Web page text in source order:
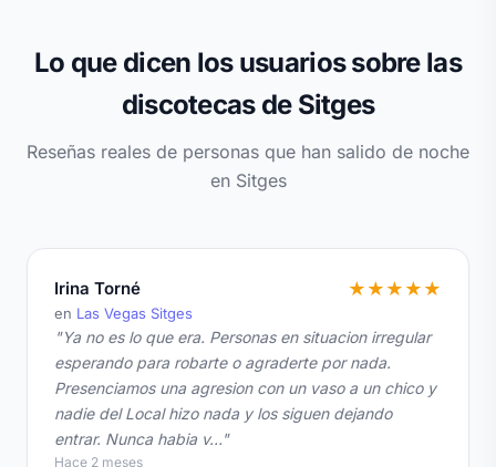
Lo que dicen los usuarios sobre las
discotecas de Sitges
Reseñas reales de personas que han salido de noche
en Sitges
Irina Torné
en Las Vegas Sitges
★ ★ ★ ★ ★
"Ya no es lo que era. Personas en situacion irregular
esperando para robarte o agraderte por nada.
Presenciamos una agresion con un vaso a un chico y
nadie del Local hizo nada y los siguen dejando
entrar. Nunca habia v…"
Hace 2 meses